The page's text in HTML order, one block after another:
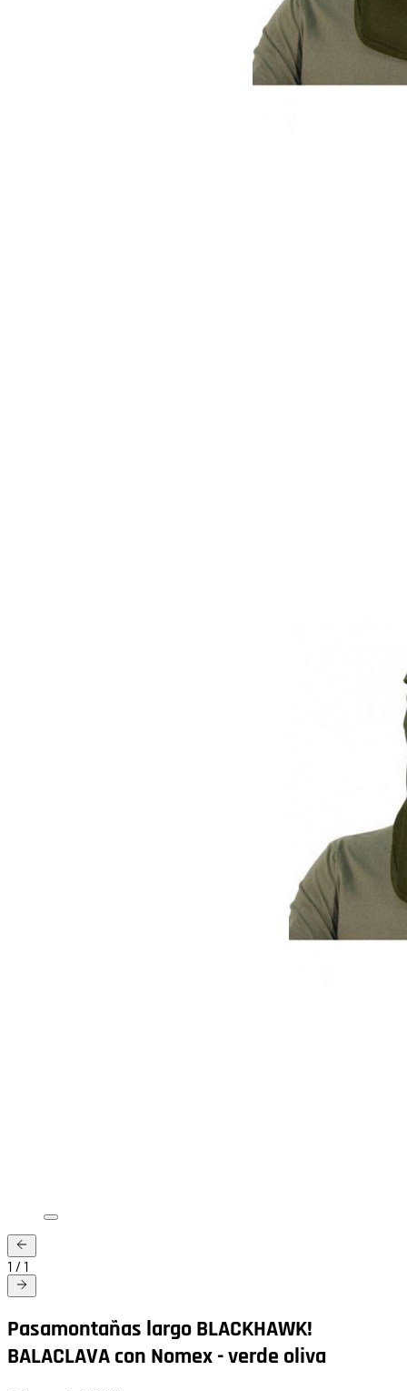
1 / 1
Pasamontañas largo BLACKHAWK!
BALACLAVA con Nomex - verde oliva